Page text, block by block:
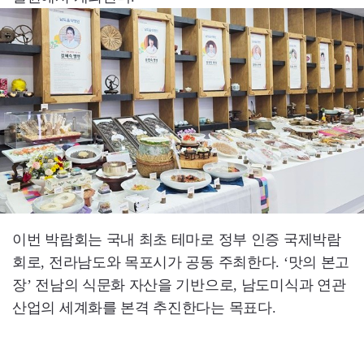
이번 박람회는 국내 최초 테마로 정부 인증 국제박람
회로, 전라남도와 목포시가 공동 주최한다. ‘맛의 본고
장’ 전남의 식문화 자산을 기반으로, 남도미식과 연관
산업의 세계화를 본격 추진한다는 목표다.